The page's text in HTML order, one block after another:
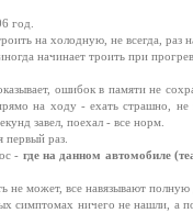
год.
на холодную, не всегда, раз
начинает троить при
ошибок в памяти не
на ходу - ехать страшно,
завел, поехал - все норм.
первый раз.
- где на данном автомобиле
не может, все навязывают полную
симптомах ничего не нашли, а